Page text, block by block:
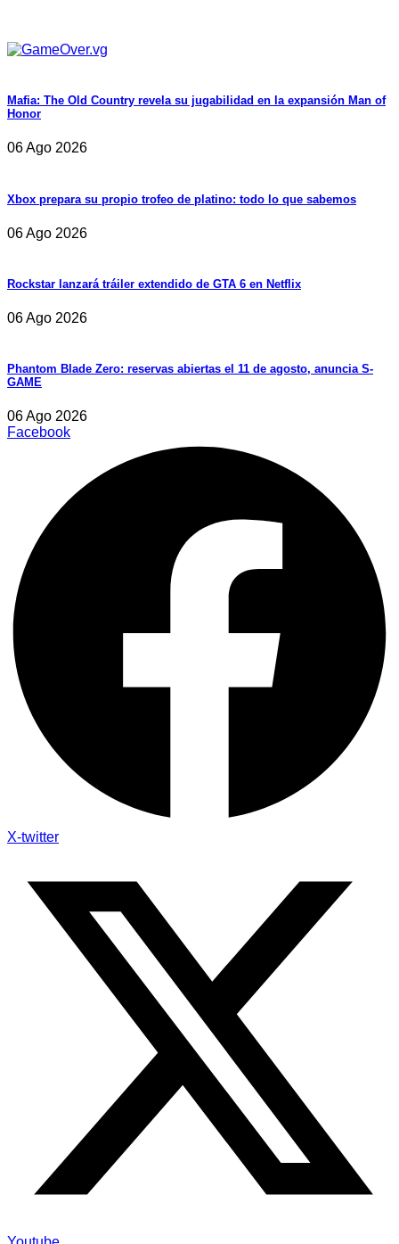
Mafia: The Old Country revela su jugabilidad en la expansión Man of
Honor
06 Ago 2026
Xbox prepara su propio trofeo de platino: todo lo que sabemos
06 Ago 2026
Rockstar lanzará tráiler extendido de GTA 6 en Netflix
06 Ago 2026
Phantom Blade Zero: reservas abiertas el 11 de agosto, anuncia S-
GAME
06 Ago 2026
Facebook
X-twitter